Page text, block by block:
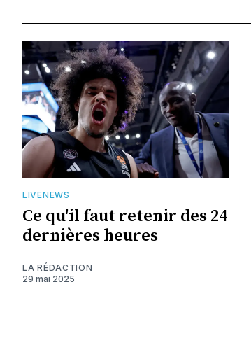
LIVENEWS
Ce qu'il faut retenir des 24
dernières heures
LA RÉDACTION
29 mai 2025